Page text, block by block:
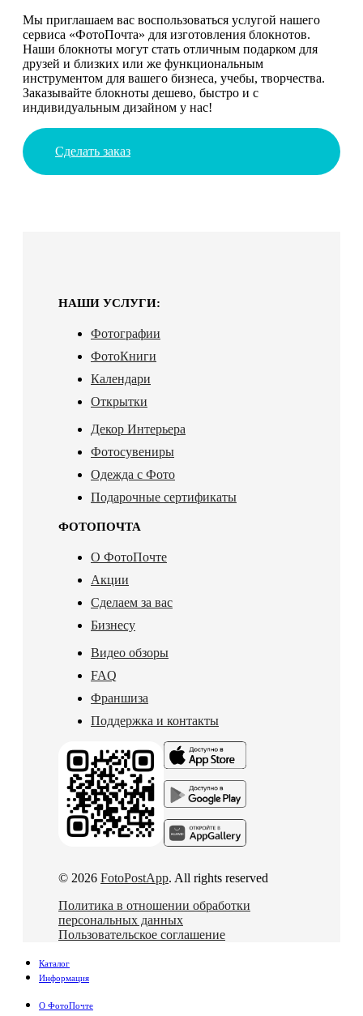
Мы приглашаем вас воспользоваться услугой нашего
сервиса «ФотоПочта» для изготовления блокнотов.
Наши блокноты могут стать отличным подарком для
друзей и близких или же функциональным
инструментом для вашего бизнеса, учебы, творчества.
Заказывайте блокноты дешево, быстро и с
индивидуальным дизайном у нас!
Сделать заказ
НАШИ УСЛУГИ:
Фотографии
ФотоКниги
Календари
Открытки
Декор Интерьера
Фотосувениры
Одежда с Фото
Подарочные сертификаты
ФОТОПОЧТА
О ФотоПочте
Акции
Сделаем за вас
Бизнесу
Видео обзоры
FAQ
Франшиза
Поддержка и контакты
© 2026 FotoPostApp. All rights reserved
Политика в отношении обработки
персональных данных
Пользовательское соглашение
Каталог
Информация
О ФотоПочте